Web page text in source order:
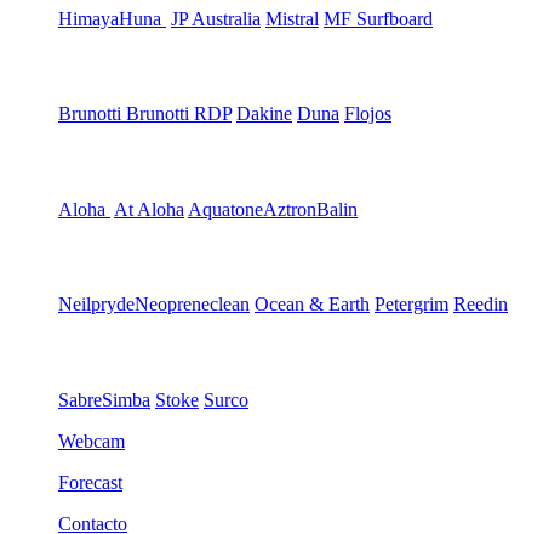
HimayaHuna JP Australia Mistral MF Surfboard
Brunotti Brunotti RDP Dakine Duna Flojos
Aloha At Aloha AquatoneAztronBalin
NeilprydeNeopreneclean Ocean & Earth Petergrim Reedin
SabreSimba Stoke Surco
Webcam
Forecast
Contacto